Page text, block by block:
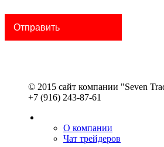
© 2015 сайт компании "Seven
+7 (916) 243-87-61
О компании
Чат трейдеров